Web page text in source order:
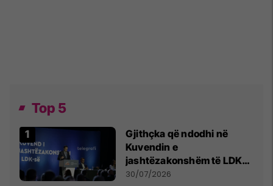
Top 5
Gjithçka që ndodhi në
Kuvendin e
jashtëzakonshëm të LDK-
së
30/07/2026